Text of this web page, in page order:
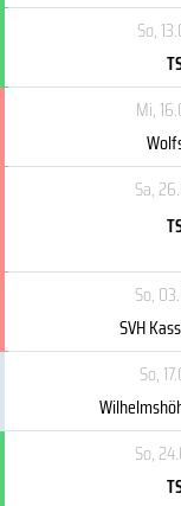
So,
Mi,
Sa,
So,
SVH
So,
So,